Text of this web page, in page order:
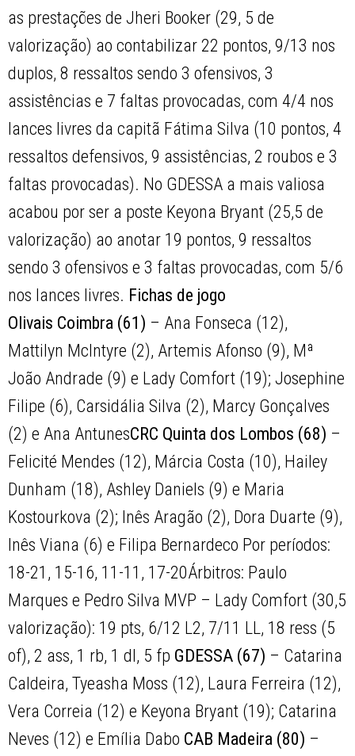
as prestações de Jheri Booker (29, 5 de
valorização) ao contabilizar 22 pontos, 9/13 nos
duplos, 8 ressaltos sendo 3 ofensivos, 3
assistências e 7 faltas provocadas, com 4/4 nos
lances livres da capitã Fátima Silva (10 pontos, 4
ressaltos defensivos, 9 assistências, 2 roubos e 3
faltas provocadas). No GDESSA a mais valiosa
acabou por ser a poste Keyona Bryant (25,5 de
valorização) ao anotar 19 pontos, 9 ressaltos
sendo 3 ofensivos e 3 faltas provocadas, com 5/6
nos lances livres. Fichas de jogo
Olivais Coimbra (61) – Ana Fonseca (12),
Mattilyn McIntyre (2), Artemis Afonso (9), Mª
João Andrade (9) e Lady Comfort (19); Josephine
Filipe (6), Carsidália Silva (2), Marcy Gonçalves
(2) e Ana AntunesCRC Quinta dos Lombos (68) –
Felicité Mendes (12), Márcia Costa (10), Hailey
Dunham (18), Ashley Daniels (9) e Maria
Kostourkova (2); Inês Aragão (2), Dora Duarte (9),
Inês Viana (6) e Filipa Bernardeco Por períodos:
18-21, 15-16, 11-11, 17-20Árbitros: Paulo
Marques e Pedro Silva MVP – Lady Comfort (30,5
valorização): 19 pts, 6/12 L2, 7/11 LL, 18 ress (5
of), 2 ass, 1 rb, 1 dl, 5 fp GDESSA (67) – Catarina
Caldeira, Tyeasha Moss (12), Laura Ferreira (12),
Vera Correia (12) e Keyona Bryant (19); Catarina
Neves (12) e Emília Dabo CAB Madeira (80) –